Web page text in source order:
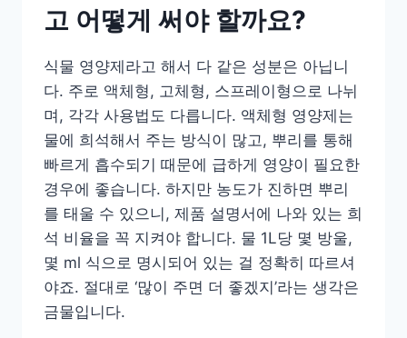
고 어떻게 써야 할까요?
식물 영양제라고 해서 다 같은 성분은 아닙니
다. 주로 액체형, 고체형, 스프레이형으로 나뉘
며, 각각 사용법도 다릅니다. 액체형 영양제는
물에 희석해서 주는 방식이 많고, 뿌리를 통해
빠르게 흡수되기 때문에 급하게 영양이 필요한
경우에 좋습니다. 하지만 농도가 진하면 뿌리
를 태울 수 있으니, 제품 설명서에 나와 있는 희
석 비율을 꼭 지켜야 합니다. 물 1L당 몇 방울,
몇 ml 식으로 명시되어 있는 걸 정확히 따르셔
야죠. 절대로 ‘많이 주면 더 좋겠지’라는 생각은
금물입니다.